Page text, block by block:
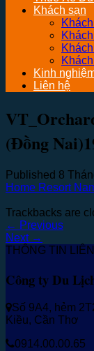
Khách sạn
Kinh
Liên hệ
(Đồng
Published 8
Home Resort
Trackbacks are
← Previous
Next →
THÔNG TIN
Công ty Du
Số 9A4, hẻm
Kiều, Cần Thơ
0914.00.00.65